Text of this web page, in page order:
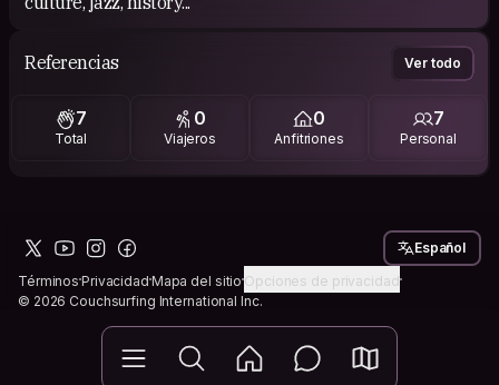
Referencias Ver todo
7
Total
0
Viajeros
0
Anfitriones
7
Personal
TérminosPrivacidadMapa del sitioOpciones de privacidad
© 2026 Couchsurfing International Inc.
Español